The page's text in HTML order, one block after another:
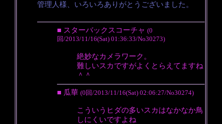
管理人様、いろいろありがとうございました。
■ スターバックスコーチャ (0
回/2013/11/16(Sat) 01:36:33/No30273)
絶妙なカメラワーク。
難しいスカですがよくとらえてますね
＾＾
■ 瓜華 (0回/2013/11/16(Sat) 02:06:27/No30274)
こういうヒダの多いスカはなかなか鳥
しにくいですよね